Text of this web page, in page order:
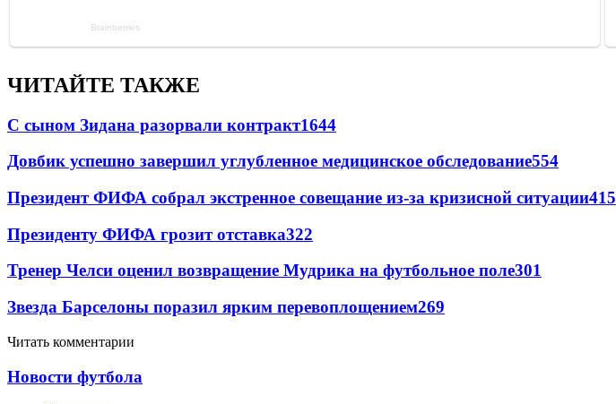
ЧИТАЙТЕ ТАКЖЕ
С сыном Зидана разорвали контракт1644
Довбик успешно завершил углубленное медицинское обследование554
Президент ФИФА собрал экстренное совещание из-за кризисной ситуации415
Президенту ФИФА грозит отставка322
Тренер Челси оценил возвращение Мудрика на футбольное поле301
Звезда Барселоны поразил ярким перевоплощением269
Читать комментарии
Новости футбола